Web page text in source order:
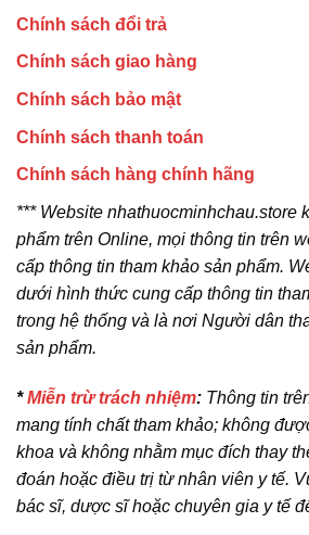
Chính sách đổi trả
Chính sách giao hàng
Chính sách bảo mật
Chính sách thanh toán
Chính sách hàng chính hãng
*** Website nhathuocminhchau.store
phẩm trên Online, mọi thông tin trên
cấp thông tin tham khảo sản phẩm.
dưới hình thức cung cấp thông tin
trong hệ thống và là nơi Người dân
sản phẩm.
*Miễn trừ trách nhiệm: Thông tin
mang tính chất tham khảo; không
khoa và không nhằm mục đích thay
đoán hoặc điều trị từ nhân viên y tế.
bác sĩ, dược sĩ hoặc chuyên gia y tế